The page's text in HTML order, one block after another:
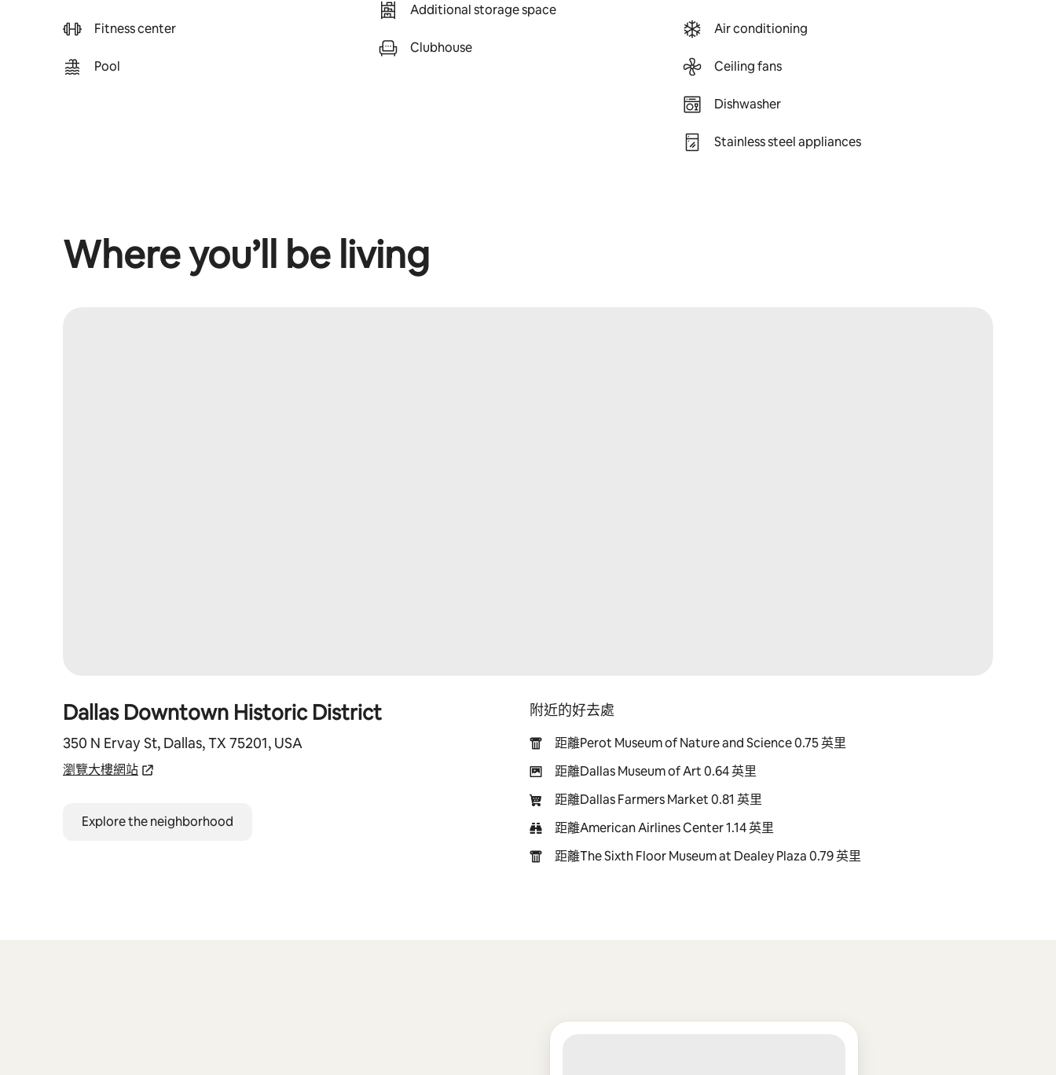
Fitness center
Pool
Additional storage space
Clubhouse
Air conditioning
Ceiling fans
Dishwasher
Stainless steel appliances
Where you’ll be living
Dallas Downtown Historic District
350 N Ervay St, Dallas, TX 75201, USA
瀏覽大樓網站
Explore the neighborhood
附近的好去處
距離Perot Museum of Nature and Science 0.75 英里
距離Dallas Museum of Art 0.64 英里
距離Dallas Farmers Market 0.81 英里
距離American Airlines Center 1.14 英里
距離The Sixth Floor Museum at Dealey Plaza 0.79 英里